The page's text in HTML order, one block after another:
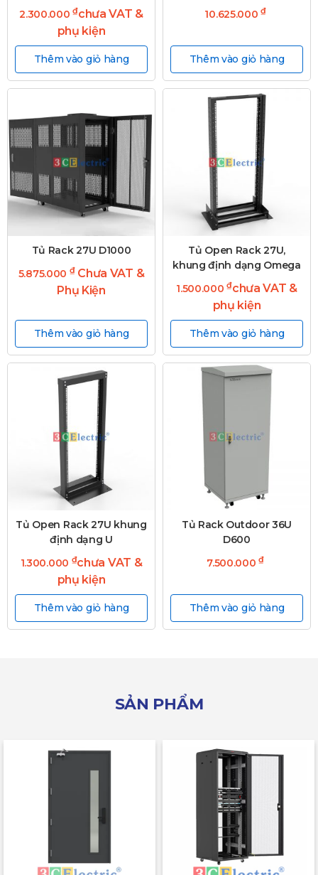
2.300.000₫chưa VAT &
phụ kiện
Thêm vào giỏ hàng
10.625.000₫
Thêm vào giỏ hàng
Tủ Rack 27U D1000
5.875.000 ₫Chưa VAT &
Phụ Kiện
Thêm vào giỏ hàng
Tủ Open Rack 27U,
khung định dạng Omega
1.500.000₫chưa VAT &
phụ kiện
Thêm vào giỏ hàng
Tủ Open Rack 27U khung
định dạng U
1.300.000 ₫chưa VAT &
phụ kiện
Thêm vào giỏ hàng
Tủ Rack Outdoor 36U
D600
7.500.000₫
Thêm vào giỏ hàng
SẢN PHẨM